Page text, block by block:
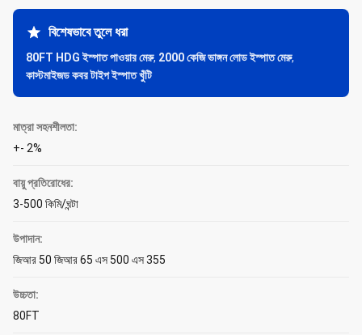
বিশেষভাবে তুলে ধরা
80FT HDG ইস্পাত পাওয়ার মেরু, 2000 কেজি ভাঙ্গন লোড ইস্পাত মেরু,
কাস্টমাইজড কবর টাইপ ইস্পাত খুঁটি
মাত্রা সহনশীলতা:
+- 2%
বায়ু প্রতিরোধের:
3-500 কিমি/ঘন্টা
উপাদান:
জিআর 50 জিআর 65 এস 500 এস 355
উচ্চতা:
80FT